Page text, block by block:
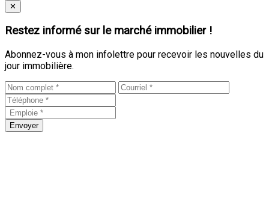
Close
✕
Restez informé sur le marché immobilier !
Abonnez-vous à mon infolettre pour recevoir les nouvelles du
jour immobilière.
Envoyer